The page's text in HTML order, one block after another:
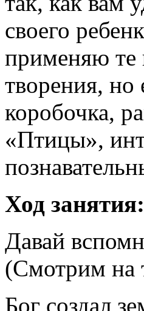
своего
применяю те
творения, но
коробочка,
«Птицы»,
Ход занятия:
Давай
(Смотрим на
Бог создал